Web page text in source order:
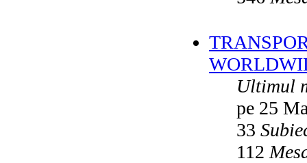
Ultimul
pe 25
33
112